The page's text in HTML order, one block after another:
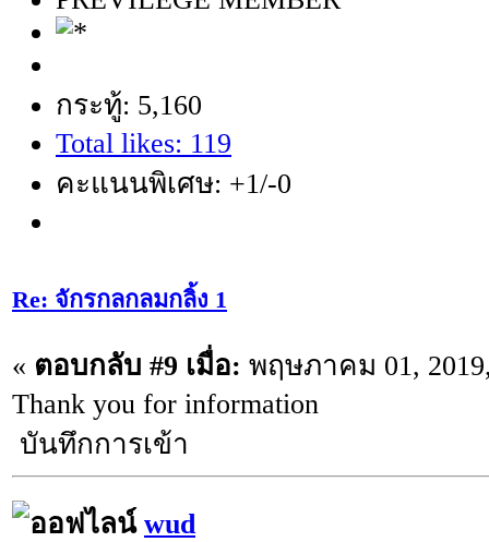
กระทู้: 5,160
Total likes: 119
คะแนนพิเศษ: +1/-0
Re: จักรกลกลมกลิ้ง 1
« ตอบกลับ #9 เมื่อ: พฤษภาคม 01,
Thank you for information
บันทึกการเข้า
wud